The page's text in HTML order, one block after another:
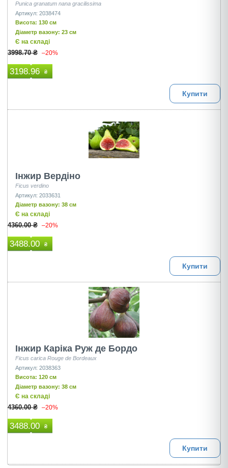
Punica granatum nana gracilissima
Артикул: 2038474
Висота: 130 см
Діаметр вазону: 23 см
Є на складі
3998.70 ₴ –20%
3198.96 ₴
Купити
Інжир Вердіно
Ficus verdino
Артикул: 2033631
Діаметр вазону: 38 см
Є на складі
4360.00 ₴ –20%
3488.00 ₴
Купити
Інжир Каріка Руж де Бордо
Ficus carica Rouge de Bordeaux
Артикул: 2038363
Висота: 120 см
Діаметр вазону: 38 см
Є на складі
4360.00 ₴ –20%
3488.00 ₴
Купити